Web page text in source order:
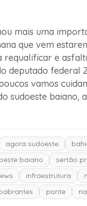
mais uma
que vem
e
deputado federal
vamos
sudoeste baiano,
agora sudoeste
baiano sertão
infraestrutura
ponte